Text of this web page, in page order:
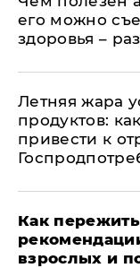
его можно
здоровья –
Летняя жара
продуктов:
привести к
Как
взрослых и